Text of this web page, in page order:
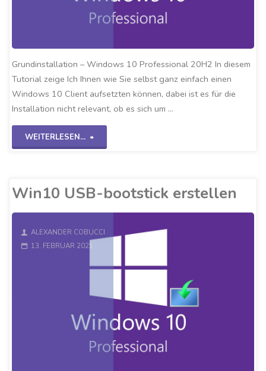
Grundinstallation – Windows 10 Professional 20H2 In diesem
Tutorial zeige Ich Ihnen wie Sie selbst ganz einfach einen
Windows 10 Client aufsetzten können, dabei ist es für die
Installation nicht relevant, ob es sich um …
WEITERLESEN...
"Grundinstallation
Win10 USB-bootstick erstellen
ALEXANDER COBUCCI
13. FEBRUAR 2021